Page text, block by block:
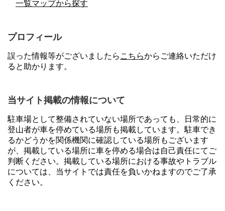
一覧マップから探す
プロフィール
誤った情報等がございましたら こちらからご連絡いただけ
ると助かります。
当サイト掲載の情報について
駐車場として整備されていない場所であっても、日常的に
登山者が車を停めている場所も掲載しています。駐車でき
るかどうかを関係機関に確認している場所もございます
が、掲載している場所に車を停める場合は自己責任にてご
判断ください。掲載している場所における事故やトラブル
については、当サイトでは責任を負いかねますのでご了承
ください。